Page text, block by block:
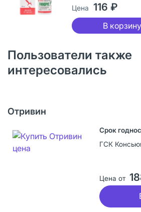
Цена 116 ₽
В корзину
Пользователи также
интересовались
Отривин
Цена от